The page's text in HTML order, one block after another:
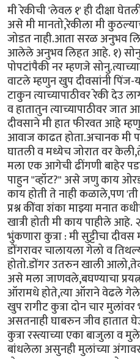
मी रेकीची 'लेवल १' ही दीक्षा
असे मी मानतो,रेकीला मी
जोडत नाही.आता सरळ अनुभव
आलेले अनुभव लिहत आहे. १) सोनु
पोपटांपैकी नर म्हणजे
वाटले म्हणुन खुप दीवसांनी
टाकुन त्याच्यापाठीवर रेकी देउ
व हातातुन त्याच्यापाठीवर
दीवसाने मी हात फीरवत आहे
आवाज काढत होता.अचानक मी
घातली व मध्येच जोरात वर
मला एक आगेची ढींगणी बाहेर
पाहुन "व्हॉट?" असे जणु काय
काय होती ते नाही कळाले,पण
प्रश्न कींवा शंका माझ्या मनात
खात्री होती मी काय पाहीले आहे.
भुंकणारा कुत्रा : मी सुट्टीचा
डोंगरावर चालायला गेलो व
होतो.डोंगर उतरुन खाली
असे मला जाणवले,बघण्याचा
ऑरामधे होते,त्या ऑराने वेढले
खुप रागीट कुत्रा दोन चार
असतनाही घाबरुन जीव हातात
कुत्रा रस्त्याच्या एका बाजुला व
बांधलेला असुनही मुलांच्या अंगावर